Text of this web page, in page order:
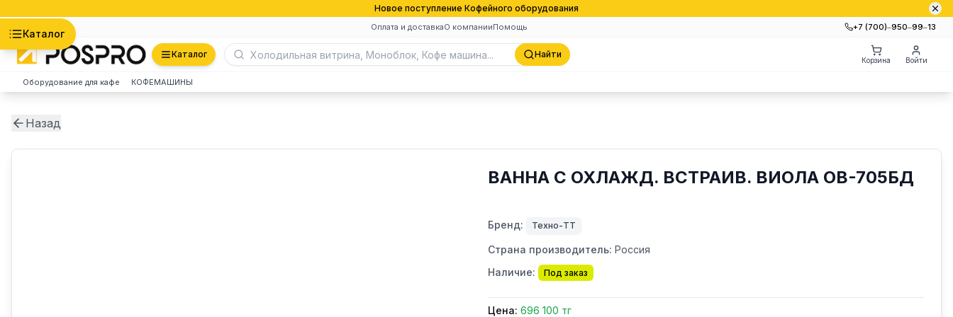
Новое поступление Кофейного оборудования
Оплата и доставкаО компанииПомощь +7 (700)‒950‒99‒13
Каталог
Каталог Найти
Корзина Войти
Оборудование для кафе КОФЕМАШИНЫ
Назад
ВАННА С ОХЛАЖД. ВСТРАИВ. ВИОЛА ОВ-705БД
Бренд: Техно-ТТ
Страна производитель: Россия
Наличие:
Под заказ
Цена: 696 100 тг